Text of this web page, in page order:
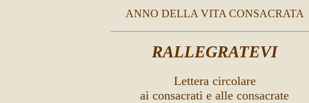
ANNO DELLA VITA CONSACRATA
RALLEGRATEVI
Lettera circolare
ai consacrati e alle consacrate